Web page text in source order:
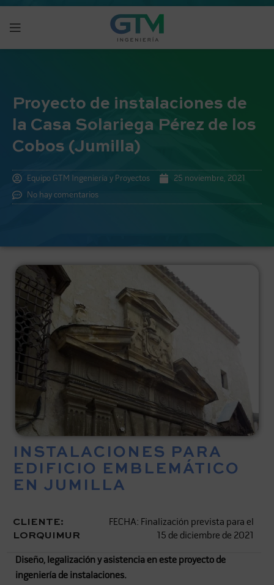
Proyecto de instalaciones de
la Casa Solariega Pérez de los
Cobos (Jumilla)
Equipo GTM Ingeniería y Proyectos 25 noviembre, 2021
No hay comentarios
INSTALACIONES PARA
EDIFICIO EMBLEMÁTICO
EN JUMILLA
CLIENTE:
LORQUIMUR
FECHA: Finalización prevista para el
15 de diciembre de 2021
Diseño, legalización y asistencia en este proyecto de
ingeniería de instalaciones.